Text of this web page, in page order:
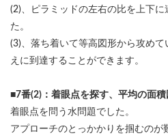
(2)、ピラミッドの左右の比を上下
た。
(3)、落ち着いて等高図形から攻め
えに到達することができます。
■7番(2)：着眼点を探す、平均の面積
着眼点を問う水問題でした。
アプローチのとっかかりを掴むのが